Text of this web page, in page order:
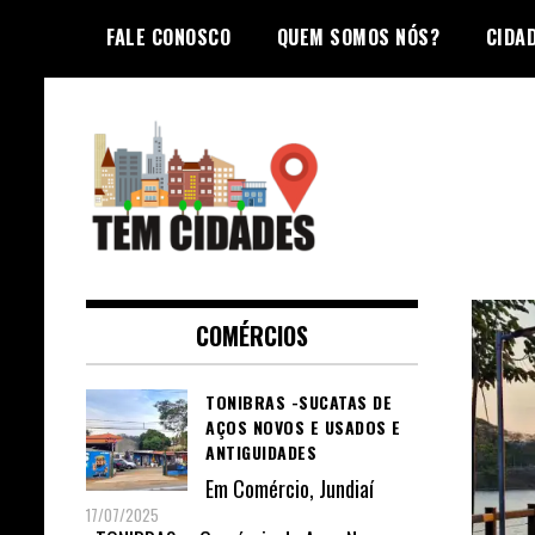
content
FALE CONOSCO QUEM SOMOS NÓS?
TEM CIDADES
COMÉRCIOS
TONIBRAS -SUCATAS DE
AÇOS NOVOS E USADOS E
ANTIGUIDADES
Em Comércio, Jundiaí
17/07/2025